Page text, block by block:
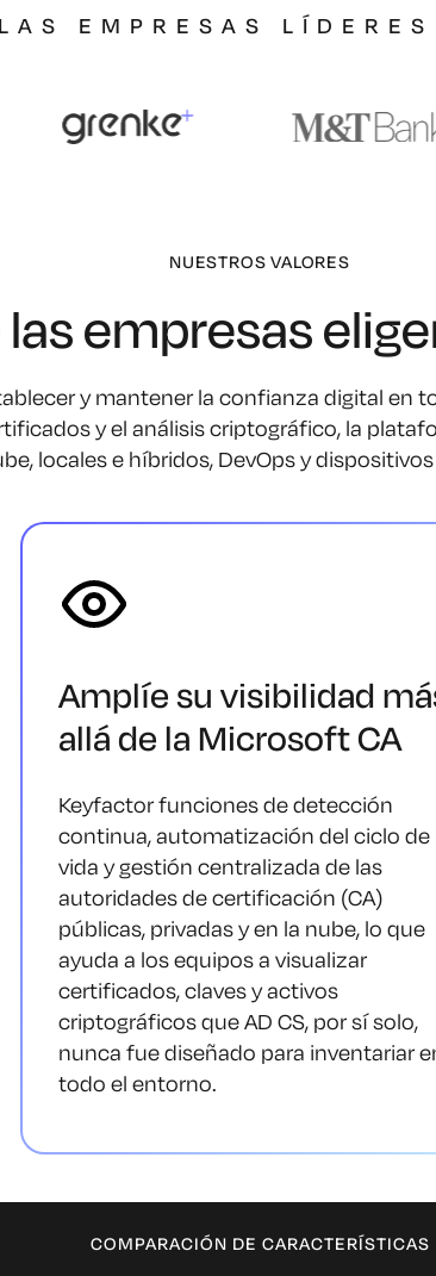
EMPRESAS
NUESTROS VALORES
las empresas
y mantener la confianza digital en
y el análisis criptográfico, la
locales e híbridos, DevOps y
Amplíe su visibilidad
allá de la Microsoft CA
Keyfactor funciones de detección
continua, automatización del ciclo de
vida y gestión centralizada de las
autoridades de certificación (CA)
públicas, privadas y en la nube, lo que
ayuda a los equipos a visualizar
certificados, claves y activos
criptográficos que AD CS, por sí solo,
nunca fue diseñado para inventariar
todo el entorno.
COMPARACIÓN DE CARACTERÍSTICAS